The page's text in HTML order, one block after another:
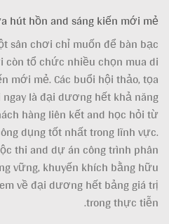
hút hồn and sáng kiến mới mẻ
sân chơi chỉ muốn để bàn bạc
còn tổ chức nhiều chọn mua di
mới mẻ. Các buổi hội thảo, tọa
là đại dương hết khả năng
hàng liên kết and học hỏi từ
dụng tốt nhất trong lĩnh vực.
thi and dự án công trình phân
vững, khuyến khích bằng hữu
về đại dương hết bảng giá trị
trong thực tiễn.